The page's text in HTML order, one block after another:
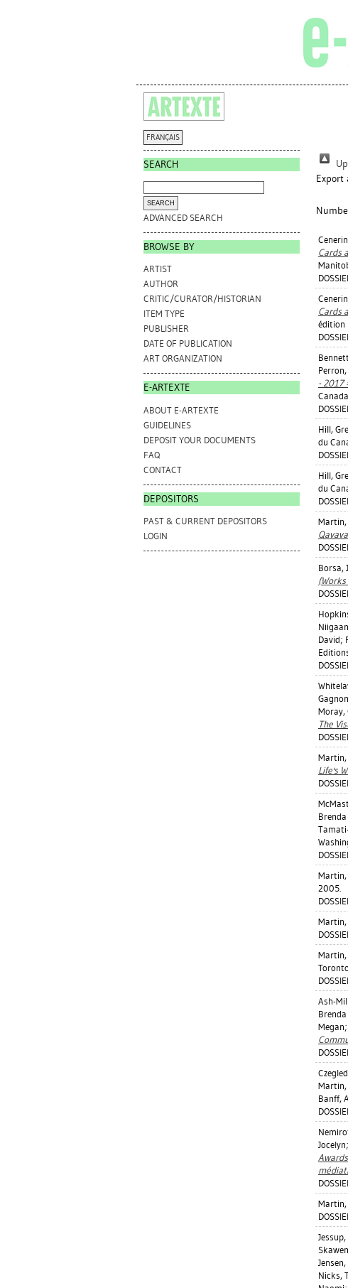
FRANÇAIS
SEARCH
ADVANCED SEARCH
BROWSE BY
ARTIST
AUTHOR
CRITIC/CURATOR/HISTORIAN
ITEM TYPE
PUBLISHER
DATE OF PUBLICATION
ART ORGANIZATION
E-ARTEXTE
ABOUT E-ARTEXTE
GUIDELINES
DEPOSIT YOUR DOCUMENTS
FAQ
CONTACT
DEPOSITORS
PAST & CURRENT DEPOSITORS
LOGIN
Export
Cards
Cards
édition
- 2017
Hill,
du
Hill,
du
Martin,
Borsa,
David;
Moray,
The
Martin,
Life's
Brenda
Martin,
2005.
Martin,
Martin,
Ash-
Brenda
Megan;
Martin,
Banff,
Jocelyn;
Martin,
Nicks,